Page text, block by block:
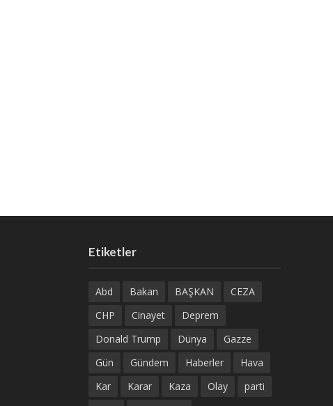
Etiketler
Abd Bakan BAŞKAN
CEZA
CHP
Cinayet
Deprem
Donald Trump
Dünya
Gazze
Gün
Gündem Haberler
Hava
Kar
Karar Kaza Olay
parti